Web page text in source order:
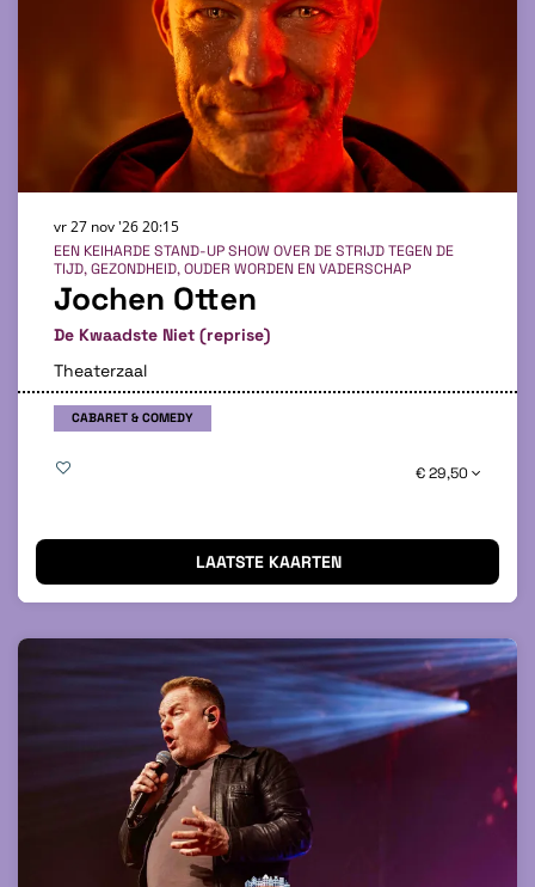
Jochen Otten
De Kwaadste Niet (reprise)
EEN KEIHARDE STAND-UP SHOW OVER DE STRIJD TEGEN DE
TIJD, GEZONDHEID, OUDER WORDEN EN VADERSCHAP
vr 27 nov '2620:15
Theaterzaal
CABARET & COMEDY
€ 29,50
LAATSTE KAARTEN